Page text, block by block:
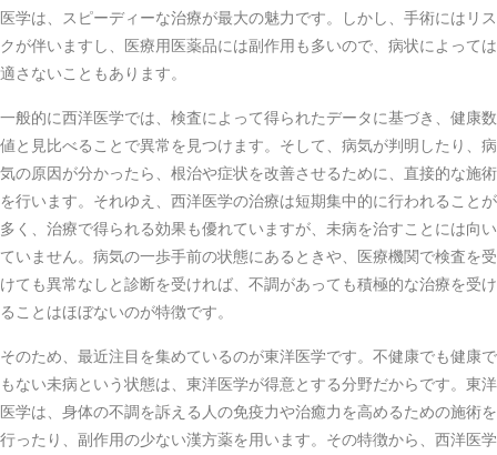
医学は、スピーディーな治療が最大の魅力です。しかし、手術にはリス
クが伴いますし、医療用医薬品には副作用も多いので、病状によっては
適さないこともあります。
一般的に西洋医学では、検査によって得られたデータに基づき、健康数
値と見比べることで異常を見つけます。そして、病気が判明したり、病
気の原因が分かったら、根治や症状を改善させるために、直接的な施術
を行います。それゆえ、西洋医学の治療は短期集中的に行われることが
多く、治療で得られる効果も優れていますが、未病を治すことには向い
ていません。病気の一歩手前の状態にあるときや、医療機関で検査を受
けても異常なしと診断を受ければ、不調があっても積極的な治療を受け
ることはほぼないのが特徴です。
そのため、最近注目を集めているのが東洋医学です。不健康でも健康で
もない未病という状態は、東洋医学が得意とする分野だからです。東洋
医学は、身体の不調を訴える人の免疫力や治癒力を高めるための施術を
行ったり、副作用の少ない漢方薬を用います。その特徴から、西洋医学